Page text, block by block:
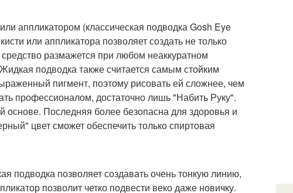
аппликатором (классическая подводка Gosh Eye
или аппликатора позволяет создать не только
размажется при любом неаккуратном
подводка также считается самым стойким
пигмент, поэтому рисовать ей сложнее, чем
профессионалом, достаточно лишь "Набить Руку".
основе. Последняя более безопасна для здоровья и
цвет сможет обеспечить только спиртовая
подводка позволяет создавать очень тонкую линию,
позволит четко подвести веко даже новичку.